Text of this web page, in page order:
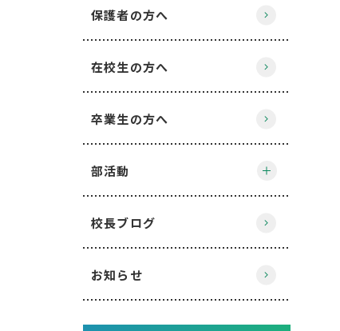
保護者の方へ
在校生の方へ
卒業生の方へ
部活動
校長ブログ
お知らせ